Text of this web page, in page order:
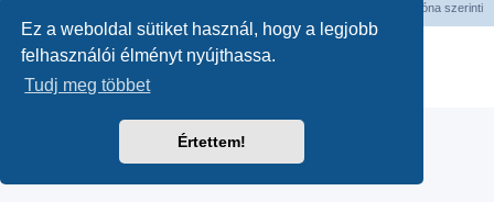
Ez a weboldal sütiket használ, hogy a legjobb
felhasználói élményt nyújthassa.
Tudj meg többet
Értettem!
időzóna szerinti
Powered by
® Forum Software © phpBB Limited
Magyar fordítás ©
Adatvédelmi nyilatkozat